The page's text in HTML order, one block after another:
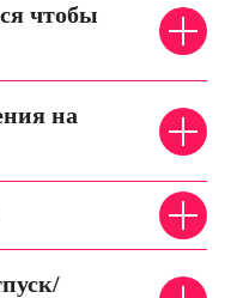
чтобы
на